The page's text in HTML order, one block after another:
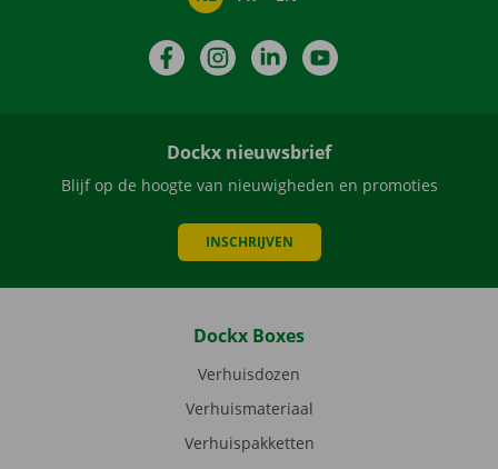
FacebookInstagramLinkedIn
Dockx nieuwsbrief
Blijf op de hoogte van nieuwigheden en promoties
INSCHRIJVEN
Dockx Boxes
Verhuisdozen
Verhuismateriaal
Verhuispakketten